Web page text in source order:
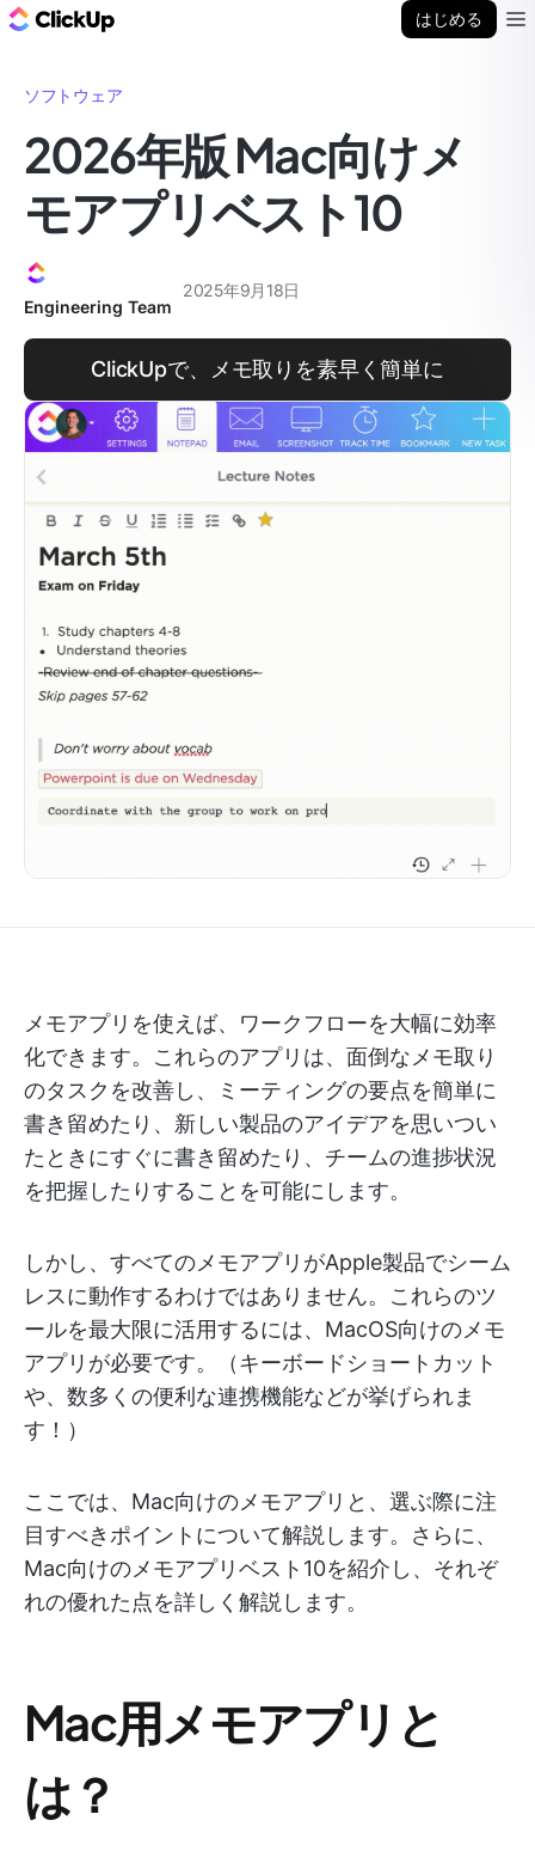
はじめる
ソフトウェア
2026年版 Mac向けメ
モアプリベスト10
Engineering Team
2025年9月18日
ClickUpで、メモ取りを素早く簡単に
メモアプリを使えば、ワークフローを大幅に効率
化できます。これらのアプリは、面倒なメモ取り
のタスクを改善し、ミーティングの要点を簡単に
書き留めたり、新しい製品のアイデアを思いつい
たときにすぐに書き留めたり、チームの進捗状況
を把握したりすることを可能にします。
しかし、すべてのメモアプリがApple製品でシーム
レスに動作するわけではありません。これらのツ
ールを最大限に活用するには、MacOS向けのメモ
アプリが必要です。（キーボードショートカット
や、数多くの便利な連携機能などが挙げられま
す！）
ここでは、Mac向けのメモアプリと、選ぶ際に注
目すべきポイントについて解説します。さらに、
Mac向けのメモアプリベスト10を紹介し、それぞ
れの優れた点を詳しく解説します。
Mac用メモアプリと
は？